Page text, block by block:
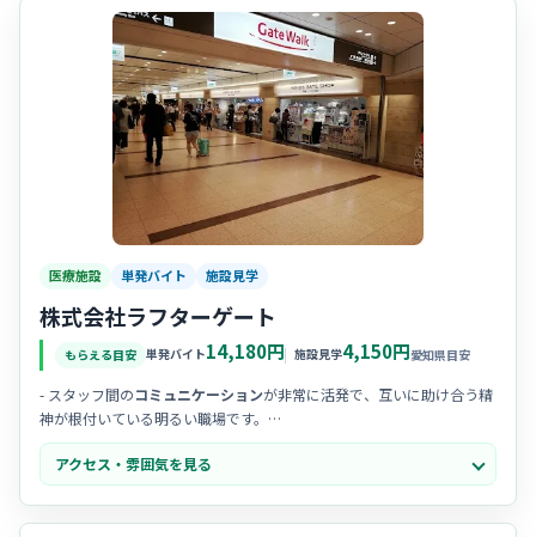
医療施設 単発バイト 施設見学
株式会社ラフターゲート
もらえる目安 単発バイト14,180円 施設見学4,150円愛知県目安
- スタッフ間のコミュニケーションが非常に活発で、互いに助け合う精
神が根付いている明るい職場です。
-子育て中の看護師さんも多く在籍しており、急なお休みなどにも理解
がある温かい雰囲気です。
- 利用者様との絆を大切にしており、現場では笑顔が絶えず、やりがい
アクセス・雰囲気を見る